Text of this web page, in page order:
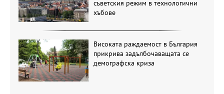
съветския режим в технологични
хъбове
Високата раждаемост в България
прикрива задълбочаващата се
демографска криза